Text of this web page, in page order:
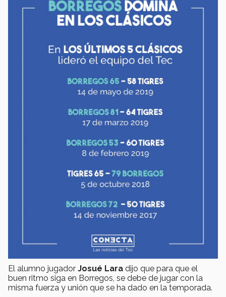
El alumno jugador Josué Lara dijo que para que el
buen ritmo siga en Borregos, se debe de jugar con la
misma fuerza y unión que se ha dado en la temporada.